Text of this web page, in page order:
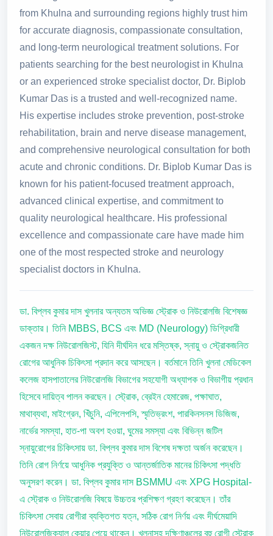
from Khulna and surrounding regions highly trust him
for accurate diagnosis, compassionate consultation,
and long-term neurological treatment solutions. For
patients searching for the best neurologist in Khulna
or an experienced stroke specialist doctor, Dr. Biplob
Kumar Das is a trusted and well-recognized name.
His expertise includes stroke prevention, post-stroke
rehabilitation, brain and nerve disease management,
and comprehensive neurological consultation for both
acute and chronic conditions. Dr. Biplob Kumar Das is
known for his patient-focused treatment approach,
advanced clinical expertise, and commitment to
quality neurological healthcare. His professional
excellence and compassionate care have made him
one of the most respected stroke and neurology
specialist doctors in Khulna.
ডা. বিপ্লব কুমার দাস খুলনার অন্যতম অভিজ্ঞ স্ট্রোক ও নিউরোলজি বিশেষজ্ঞ
ডাক্তার। তিনি MBBS, BCS এবং MD (Neurology) ডিগ্রিধারী
একজন দক্ষ নিউরোলজিস্ট, যিনি দীর্ঘদিন ধরে মস্তিষ্ক, স্নায়ু ও স্ট্রোকজনিত
রোগের আধুনিক চিকিৎসা প্রদান করে আসছেন। বর্তমানে তিনি খুলনা মেডিকেল
কলেজ হাসপাতালের নিউরোলজি বিভাগের সহযোগী অধ্যাপক ও বিভাগীয় প্রধান
হিসেবে দায়িত্ব পালন করছেন। স্ট্রোক, ব্রেইন হেমারেজ, পক্ষাঘাত,
মাথাব্যথা, মাইগ্রেন, খিঁচুনি, এপিলেপসি, স্মৃতিভ্রংশ, পারকিনসনস ডিজিজ,
নার্ভের সমস্যা, হাত-পা অবশ হওয়া, ঘুমের সমস্যা এবং বিভিন্ন জটিল
স্নায়ুরোগের চিকিৎসায় ডা. বিপ্লব কুমার দাস বিশেষ দক্ষতা অর্জন করেছেন।
তিনি রোগ নির্ণয়ে আধুনিক প্রযুক্তি ও আন্তর্জাতিক মানের চিকিৎসা পদ্ধতি
অনুসরণ করেন। ডা. বিপ্লব কুমার দাস BSMMU এবং XPG Hospital-
এ স্ট্রোক ও নিউরোলজি বিষয়ে উচ্চতর প্রশিক্ষণ গ্রহণ করেছেন। তাঁর
চিকিৎসা সেবায় রোগীরা ব্যক্তিগত যত্ন, সঠিক রোগ নির্ণয় এবং দীর্ঘমেয়াদি
নিউরোলজিক্যাল কেয়ার পেয়ে থাকেন। খুলনাসহ দক্ষিণাঞ্চলের বহু রোগী স্ট্রোক